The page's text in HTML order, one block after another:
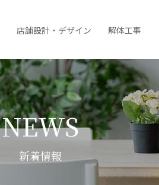
店舗設計・デザイン 解体工事
NEWS
新着情報